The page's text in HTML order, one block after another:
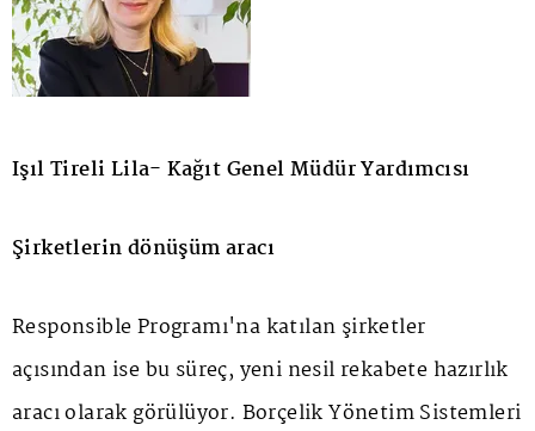
Işıl Tireli Lila- Kağıt Genel Müdür Yardımcısı
Şirketlerin dönüşüm aracı
Responsible Programı'na katılan şirketler
açısından ise bu süreç, yeni nesil rekabete hazırlık
aracı olarak görülüyor. Borçelik Yönetim Sistemleri